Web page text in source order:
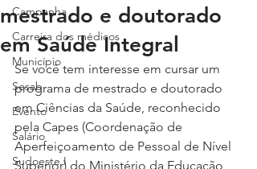
Campanha
Carreira dos médicos
Município
Sesab
Evento
Salário
Sudoeste I
mestrado e doutorado
em Saúde Integral
Se você tem interesse em cursar um
programa de mestrado e doutorado
em Ciências da Saúde, reconhecido
pela Capes (Coordenação de
Aperfeiçoamento de Pessoal de Nível
Superior) do Ministério da Educação,